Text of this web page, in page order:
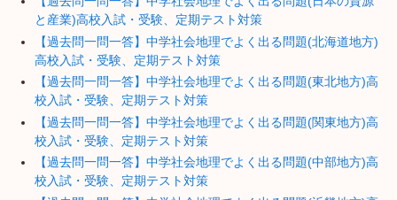
と産業)高校入試・受験、定期テスト対策
【過去問一問一答】中学社会地理でよく出る問題(北海道地方)
高校入試・受験、定期テスト対策
【過去問一問一答】中学社会地理でよく出る問題(東北地方)高
校入試・受験、定期テスト対策
【過去問一問一答】中学社会地理でよく出る問題(関東地方)高
校入試・受験、定期テスト対策
【過去問一問一答】中学社会地理でよく出る問題(中部地方)高
校入試・受験、定期テスト対策